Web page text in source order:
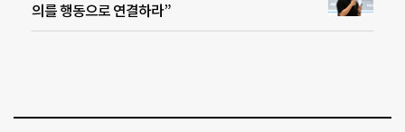
의를 행동으로 연결하라”